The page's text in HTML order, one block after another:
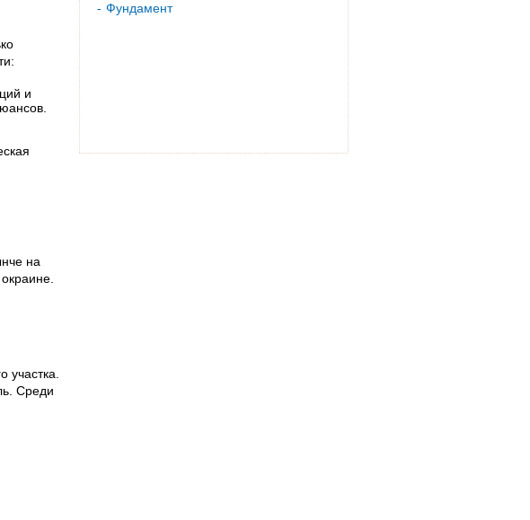
и
на
Среди
Фундамент